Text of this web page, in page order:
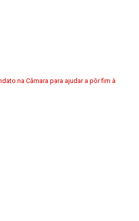
na Câmara para ajudar a pôr fim à